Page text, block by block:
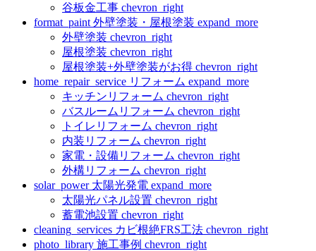
谷板金工事 chevron_right
format_paint 外壁塗装・屋根塗装 expand_more
外壁塗装 chevron_right
屋根塗装 chevron_right
屋根塗装+外壁塗装がお得 chevron_right
home_repair_service リフォーム expand_more
キッチンリフォーム chevron_right
バスルームリフォーム chevron_right
トイレリフォーム chevron_right
内装リフォーム chevron_right
家電・設備リフォーム chevron_right
外構リフォーム chevron_right
solar_power 太陽光発電 expand_more
太陽光パネル設置 chevron_right
蓄電池設置 chevron_right
cleaning_services カビ根絶FRS工法 chevron_right
photo_library 施工事例 chevron_right